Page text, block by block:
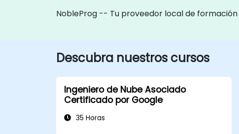
NobleProg -- Tu proveedor local de formación
Descubra nuestros cursos
Ingeniero de Nube Asociado
Certificado por Google
35 Horas